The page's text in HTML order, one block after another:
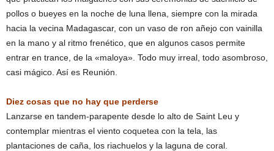
pollos o bueyes en la noche de luna llena, siempre con la mirada
hacia la vecina Madagascar, con un vaso de ron añejo con vainilla
en la mano y al ritmo frenético, que en algunos casos permite
entrar en trance, de la «maloya». Todo muy irreal, todo asombroso,
casi mágico. Así es Reunión.
Diez cosas que no hay que perderse
Lanzarse en tandem-parapente desde lo alto de Saint Leu y
contemplar mientras el viento coquetea con la tela, las
plantaciones de caña, los riachuelos y la laguna de coral.